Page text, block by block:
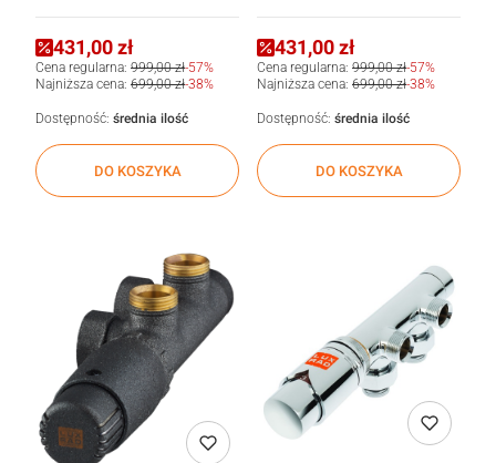
431,00 zł
Cena regularna: 999,00 zł-57%
Najniższa cena: 699,00 zł-38%
DO KOSZYKA
Dostępność: średnia ilość
431,00 zł
Cena regularna: 999,00 zł-57%
Najniższa cena: 699,00 zł-38%
DO KOSZYKA
Dostępność: średnia ilość